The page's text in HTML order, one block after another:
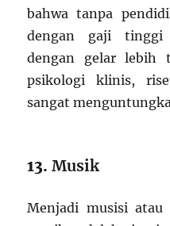
bahwa tanpa
dengan gaji tinggi
dengan gelar lebih
psikologi klinis,
sangat
13.Musik
Menjadi musisi